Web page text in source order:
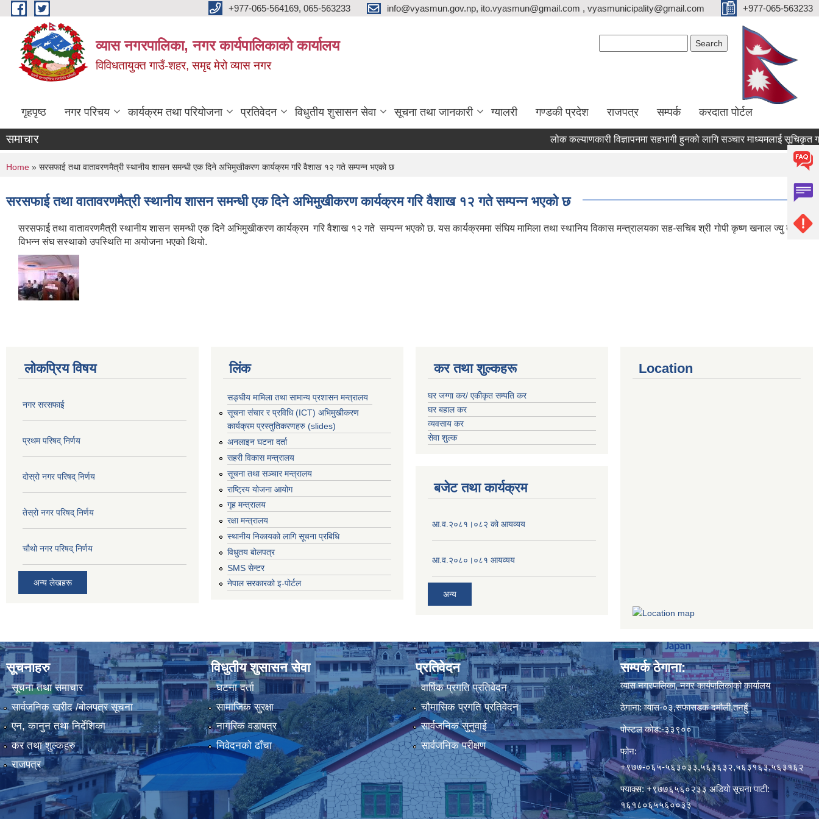
Skip to main content +977-065-564169, 065-563233 info@vyasmun.gov.np, ito.vyasmun@gmail.com , vyasmunicipality@gmail.com +977-065-563233
व्यास नगरपालिका, नगर कार्यपालिकाको कार्यालय
विविधतायुक्त गाउँ-शहर, समृद्द मेरो व्यास नगर
गृहपृष्ठ नगर परिचय कार्यक्रम तथा परियोजना प्रतिवेदन विधुतीय शुसासन सेवा सूचना तथा जानकारी ग्यालरी गण्डकी प्रदेश राजपत्र सम्पर्क करदाता पोर्टल
समाचार लोक कल्याणकारी विज्ञापनमा सहभागी हुनको लागि सञ्चार माध्यमलाई सूचिकृत गर्न
You are here
Home » सरसफाई तथा वातावरणमैत्री स्थानीय शासन समन्धी एक दिने अभिमुखीकरण कार्यक्रम गरि वैशाख १२ गते सम्पन्न भएको छ
सरसफाई तथा वातावरणमैत्री स्थानीय शासन समन्धी एक दिने अभिमुखीकरण कार्यक्रम गरि वैशाख १२ गते सम्पन्न भएको छ
सरसफाई तथा वातावरणमैत्री स्थानीय शासन समन्धी एक दिने अभिमुखीकरण कार्यक्रम गरि वैशाख १२ गते सम्पन्न भएको छ. यस कार्यक्रममा संघिय मामिला तथा स्थानिय विकास मन्त्रालयका सह-सचिब श्री गोपी कृष्ण खनाल ज्यु तथा
विभन्न संघ सस्थाको उपस्थिति मा अयोजना भएको थियो.
लोकप्रिय विषय
नगर सरसफाई
प्रथम परिषद् निर्णय
दोस्रो नगर परिषद् निर्णय
तेस्रो नगर परिषद् निर्णय
चौथो नगर परिषद् निर्णय
अन्य लेखहरू
लिंक
सङ्घीय मामिला तथा सामान्य प्रशासन मन्त्रालय
सूचना संचार र प्रविधि (ICT) अभिमुखीकरण
कार्यक्रम प्रस्तुतिकरणहरु (slides)
अनलाइन घटना दर्ता
सहरी विकास मन्त्रालय
सूचना तथा सञ्चार मन्त्रालय
राष्ट्रिय योजना आयोग
गृह मन्त्रालय
रक्षा मन्त्रालय
स्थानीय निकायको लागि सूचना प्रबिधि
विधुतय बोलपत्र
SMS सेन्टर
नेपाल सरकारको इ-पोर्टल
कर तथा शुल्कहरू
घर जग्गा कर/ एकीकृत सम्पति कर
घर बहाल कर
व्यवसाय कर
सेवा शुल्क
बजेट तथा कार्यक्रम
आ.व.२०८१।०८२ को आयव्यय
आ.व.२०८०।०८१ आयव्यय
अन्य
Location
सूचनाहरु
सूचना तथा समाचार
सार्वजनिक खरीद /बोलपत्र सूचना
एन, कानुन तथा निर्देशिका
कर तथा शुल्कहरु
राजपत्र
विधुतीय शुसासन सेवा
घटना दर्ता
सामाजिक सुरक्षा
नागरिक वडापत्र
निवेदनको ढाँचा
प्रतिवेदन
वार्षिक प्रगति प्रतिवेदन
चौमासिक प्रगति प्रतिवेदन
सार्वजनिक सुनुवाई
सार्वजनिक परीक्षण
सम्पर्क ठेगाना:
व्यास नगरपालिका, नगर कार्यपालिकाको कार्यालय
ठेगाना: व्यास-०३,सफासडक दमौली,तनहुँ
पोस्टल कोड:-३३९००
फोन:
+९७७-०६५-५६३०३३,५६३६३२,५६३१६३,५६३१६२
फ्याक्स: +९७७६५६०२३३ अडियो सूचना पाटी:
१६१८०६५५६००३३